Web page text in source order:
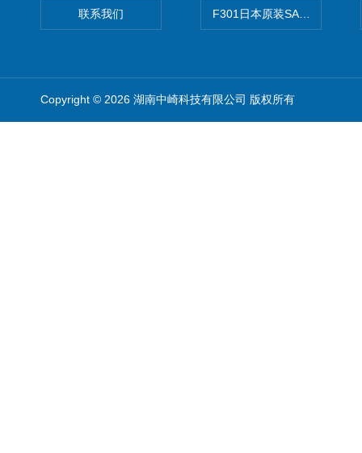
联系我们 F301日本原装SANAI三爱旋
Copyright © 2026 湖南中崎科技有限公司 版权所有